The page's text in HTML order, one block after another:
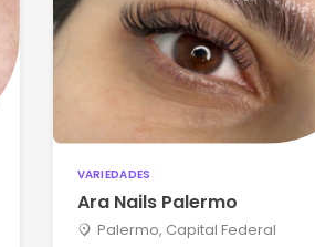
VARIEDADES
Ara Nails Palermo
Palermo, Capital Federal